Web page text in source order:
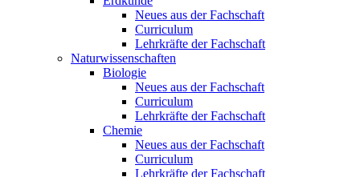
Neues aus der Fachschaft
Curriculum
Lehrkräfte der Fachschaft
Naturwissenschaften
Biologie
Neues aus der Fachschaft
Curriculum
Lehrkräfte der Fachschaft
Chemie
Neues aus der Fachschaft
Curriculum
Lehrkräfte der Fachschaft